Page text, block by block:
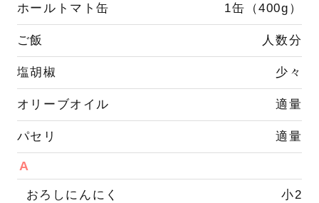
ホールトマト缶 1缶（400g）
ご飯 人数分
塩胡椒 少々
オリーブオイル 適量
パセリ 適量
A
おろしにんにく 小2